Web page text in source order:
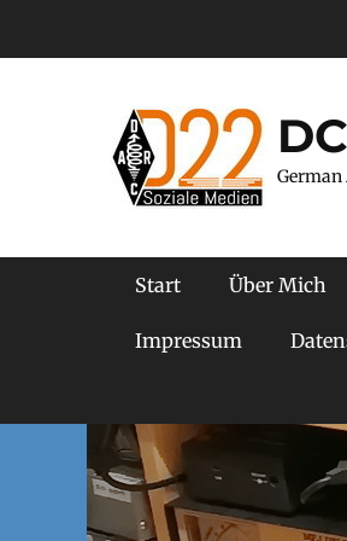
Primäres Menü
Start Über Mich
Impressum